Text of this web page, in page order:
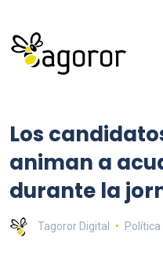
Los
animan a
durante la
Tagoror Digital